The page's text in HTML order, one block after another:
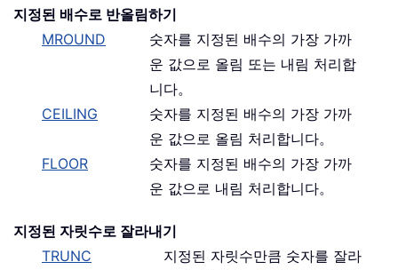
지정된 배수로 반올림하기
MROUND
숫자를 지정된 배수의 가장 가까
운 값으로 올림 또는 내림 처리합
니다。
CEILING
숫자를 지정된 배수의 가장 가까
운 값으로 올림 처리합니다。
FLOOR
숫자를 지정된 배수의 가장 가까
운 값으로 내림 처리합니다。
지정된 자릿수로 잘라내기
TRUNC
지정된 자릿수만큼 숫자를 잘라